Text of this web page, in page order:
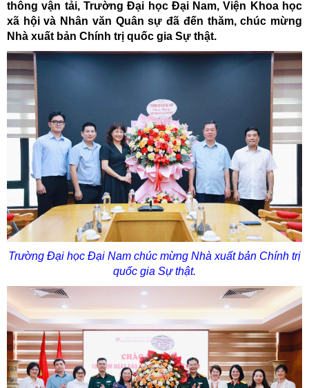
thông vận tải, Trường Đại học Đại Nam, Viện Khoa học
xã hội và Nhân văn Quân sự đã đến thăm, chúc mừng
Nhà xuất bản Chính trị quốc gia Sự thật.
Trường Đại học Đại Nam chúc mừng Nhà xuất bản Chính trị
quốc gia Sự thật.